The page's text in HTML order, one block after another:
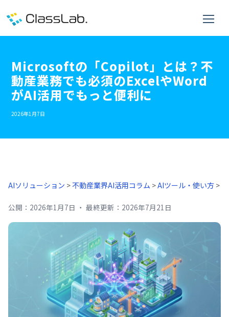
Microsoftの「Copilot」とは？不
動産業務でも必須のExcelやWord
がAI活用でもっと便利に
2026年1月7日
AIソリューション >不動産業界AI活用コラム >AIツール・使い方 >
公開： 2026年1月7日 ・ 最終更新： 2026年7月21日